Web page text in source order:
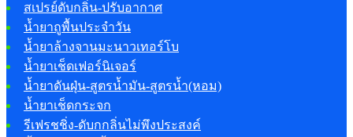
สเปรย์ดับกลิ่น-ปรับอากาศ
น้ำยาถูพื้นประจำวัน
น้ำยาล้างจานมะนาวเทอร์โบ
น้ำยาเช็ดเฟอร์นิเจอร์
น้ำยาดันฝุ่น-สูตรน้ำมัน-สูตรน้ำ(หอม)
น้ำยาเช็ดกระจก
รีเฟรชชิ่ง-ดับกกลิ่นไม่พึงประสงค์